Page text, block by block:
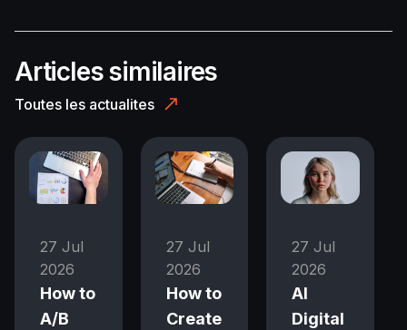
Articles similaires
Toutes les actualites
27 Jul
2026
How to
A/B
27 Jul
2026
How to
Create
27 Jul
2026
AI
Digital